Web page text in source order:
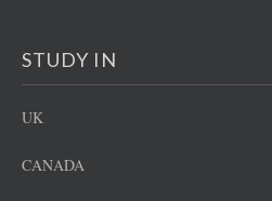
STUDY IN
UK
CANADA